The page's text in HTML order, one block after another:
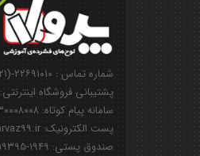
شماره تماس : ۲۲۶۹۱۰۱۰-(۰۲۱)
پشتیبانی فروشگاه اینترنتی: ۰۹۱۲۸۵۰۱۱۲۵
سامانه پیام کوتاه: ۳۰۰۰۸۰۰۸
پست الکترونیک: info@parvaz99.ir
صندوق پستی: ۱۹۴۹-۱۹۳۹۵